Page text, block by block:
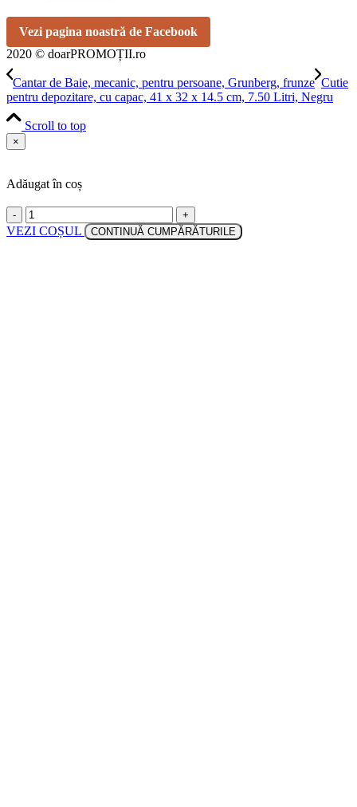
Vezi pagina noastră de Facebook
2020 © doarPROMOȚII.ro
Cantar de Baie, mecanic, pentru persoane, Grunberg, frunze Cutie
pentru depozitare, cu capac, 41 x 32 x 14.5 cm, 7.50 Litri, Negru
Scroll to top
×
Adăugat în coș
- +
VEZI COȘUL CONTINUĂ CUMPĂRĂTURILE